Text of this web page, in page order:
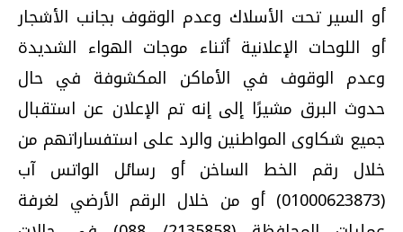
أو السير تحت الأسلاك وعدم الوقوف بجانب الأشجار
أو اللوحات الإعلانية أثناء موجات الهواء الشديدة
وعدم الوقوف في الأماكن المكشوفة في حال
حدوث البرق مشيرًا إلى إنه تم الإعلان عن استقبال
جميع شكاوى المواطنين والرد على استفساراتهم من
خلال رقم الخط الساخن أو رسائل الواتس آب
(01000623873) أو من خلال الرقم الأرضي لغرفة